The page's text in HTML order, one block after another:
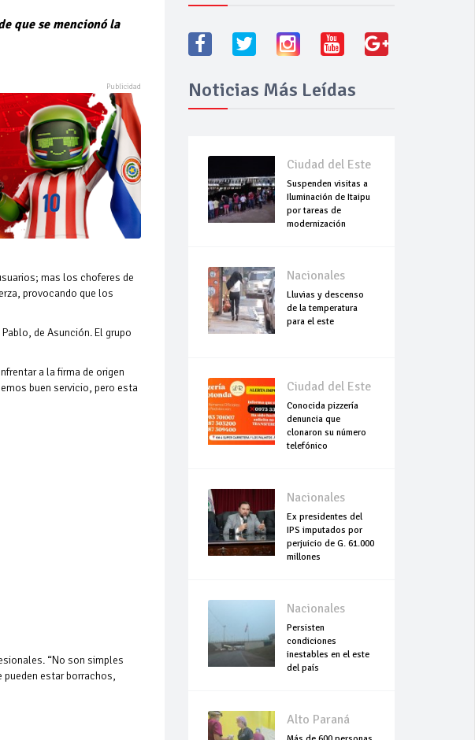
que se mencionó la
mas los choferes de
provocando que los
de Asunción. El grupo
a la firma de origen
buen servicio, pero esta
“No son simples
estar borrachos,
Noticias Más Leídas
Ciudad del Este
Suspenden visitas a
Iluminación de Itaipu
por tareas de
modernización
Nacionales
Lluvias y descenso
de la temperatura
para el este
Ciudad del Este
Conocida pizzería
denuncia que
clonaron su número
telefónico
Nacionales
Ex presidentes del
IPS imputados por
perjuicio de G. 61.000
millones
Nacionales
Persisten
condiciones
inestables en el este
del país
Alto Paraná